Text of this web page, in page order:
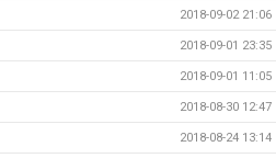
2018-09-02 21:06
2018-09-01 23:35
2018-09-01 11:05
2018-08-30 12:47
2018-08-24 13:14